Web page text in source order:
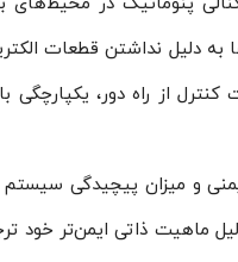
نداشتن قطعات
و میزان پیچیدگی
ماهیت ذاتی ایمن‌تر خود